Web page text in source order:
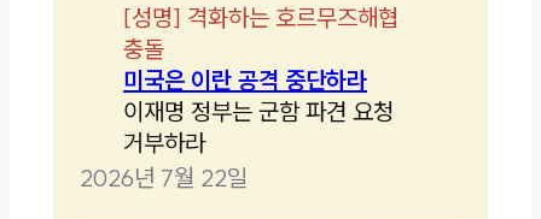
[성명] 격화하는 호르무즈해협
충돌
미국은 이란 공격 중단하라
이재명 정부는 군함 파견 요청
거부하라
2026년 7월 22일